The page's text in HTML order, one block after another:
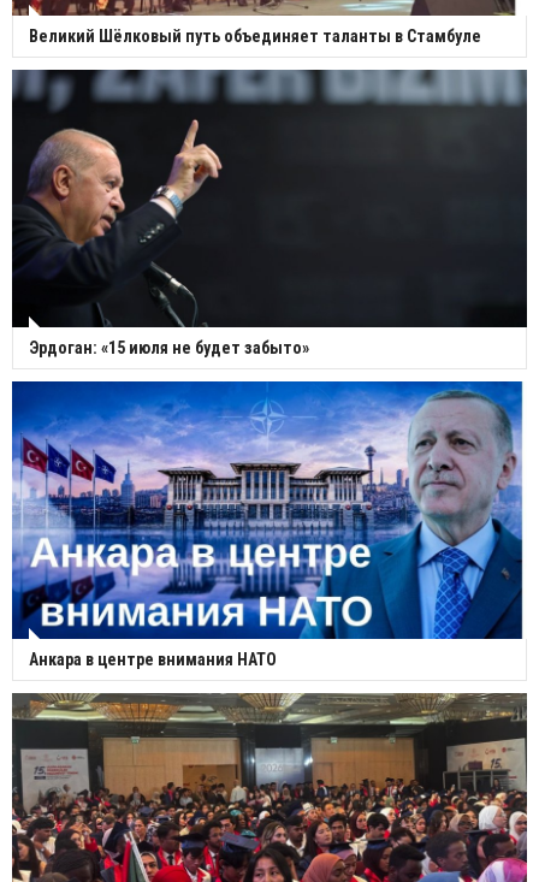
Великий Шёлковый путь объединяет таланты в Стамбуле
Эрдоган: «15 июля не будет забыто»
Анкара в центре внимания НАТО